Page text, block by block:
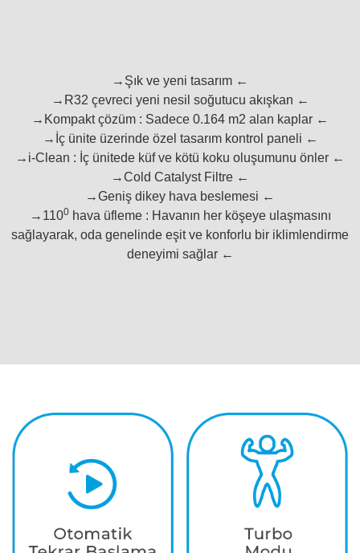
→Şık ve yeni tasarım ←
→R32 çevreci yeni nesil soğutucu akışkan ←
→Kompakt çözüm : Sadece 0.164 m2 alan kaplar ←
→İç ünite üzerinde özel tasarım kontrol paneli ←
→i-Clean : İç ünitede küf ve kötü koku oluşumunu önler ←
→Cold Catalyst Filtre ←
→Geniş dikey hava beslemesi ←
→1100hava üfleme : Havanın her köşeye ulaşmasını
sağlayarak, oda genelinde eşit ve konforlu bir iklimlendirme
deneyimi sağlar ←